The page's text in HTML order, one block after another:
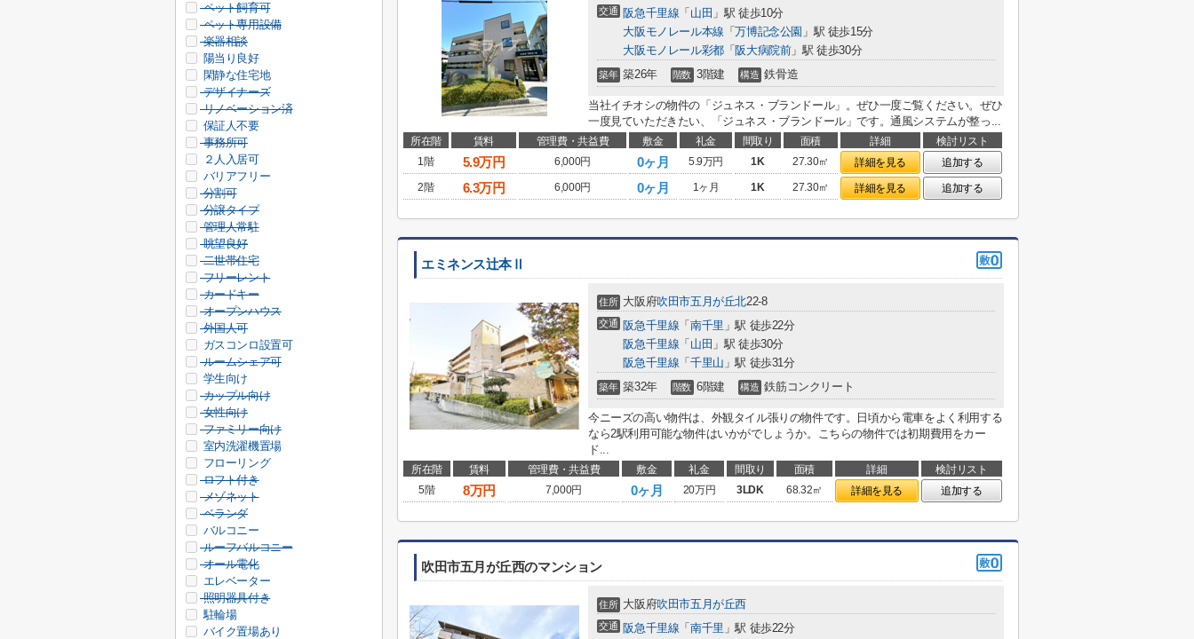
交通 阪急千里線 「 山田 」駅 徒歩10分
大阪モノレール本線 「万博記念公園 」駅 徒歩15分
大阪モノレール彩都「 阪大病院前」駅 徒歩30分
築年 築26年 階数 3階建 構造 鉄骨造
当社イチオシの物件の「ジュネス・ブランドール」。ぜひ一度ご覧ください。ぜひ
一度見ていただきたい、「ジュネス・ブランドール」です。通風システムが整っ...
所在階 賃料 管理費・共益費 敷金 礼金 間取り 面積 詳細
検討リスト
1階
5.9万円 6,000円 0ヶ月 5.9万円 1K 27.30㎡ 詳細を見る
追加する
2階
6.3万円 6,000円 0ヶ月 1ヶ月 1K 27.30㎡ 詳細を見る 追加する
エミネンス辻本Ⅱ
住所 大阪府吹田市五月が丘北22-8
交通 阪急千里線 「 南千里 」駅 徒歩22分
阪急千里線 「 山田 」駅 徒歩30分
阪急千里線 「 千里山 」駅 徒歩31分
築年 築32年 階数 6階建 構造 鉄筋コンクリート
今ニーズの高い物件は、外観タイル張りの物件です。日頃から電車をよく利用する
なら2駅利用可能な物件はいかがでしょうか。こちらの物件では初期費用をカー
ド...
所在階 賃料 管理費・共益費 敷金 礼金 間取り 面積 詳細
検討リスト
5階
8万円 7,000円 0ヶ月 20万円 3LDK 68.32㎡ 詳細を見る 追加する
吹田市五月が丘西のマンション
住所 大阪府吹田市五月が丘西
交通 阪急千里線 「 南千里 」駅 徒歩22分
ペット飼育可
ペット専用設備
楽器相談
陽当り良好
閑静な住宅地
デザイナーズ
リノベーション済
保証人不要
事務所可
２人入居可
バリアフリー
分割可
分譲タイプ
管理人常駐
眺望良好
二世帯住宅
フリーレント
カードキー
オープンハウス
外国人可
ガスコンロ設置可
ルームシェア可
学生向け
カップル向け
女性向け
ファミリー向け
室内洗濯機置場
フローリング
ロフト付き
メゾネット
ベランダ
バルコニー
ルーフバルコニー
オール電化
エレベーター
照明器具付き
駐輪場
バイク置場あり